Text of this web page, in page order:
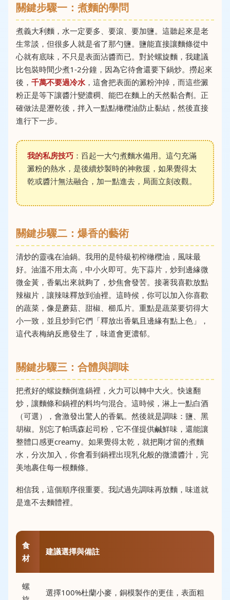
關鍵步驟一：煮麵的學問
煮義大利麵，水一定要多、要滾、要加鹽。這聽起來是老
生常談，但很多人就是省了那勺鹽。鹽能直接讓麵條從中
心就有底味，不只是表面沾醬而已。對於螺旋麵，我建議
比包裝時間少煮1-2分鐘，因為它待會還要下鍋炒。撈起來
後， 千萬不要過冷水，這會把表面的澱粉沖掉，而這些澱
粉正是等下讓醬汁變濃稠、能巴在麵上的天然黏合劑。正
確做法是瀝乾後，拌入一點點橄欖油防止黏結，然後直接
進行下一步。
我的私房技巧 ：舀起一大勺煮麵水備用。這勺充滿
澱粉的熱水，是後續炒製時的神救援，如果覺得太
乾或醬汁無法融合，加一點進去，局面立刻改觀。
關鍵步驟二：爆香的藝術
清炒的靈魂在油鍋。我用的是特級初榨橄欖油，風味最
好。油溫不用太高，中小火即可。先下蒜片，炒到邊緣微
微金黃，香氣出來就夠了，炒焦會發苦。接著我喜歡放點
辣椒片，讓辣味釋放到油裡。這時候，你可以加入你喜歡
的蔬菜，像是蘑菇、甜椒、櫛瓜片。重點是蔬菜要切得大
小一致，並且炒到它們「釋放出香氣且邊緣有點上色」，
這代表梅納反應發生了，味道會更濃郁。
關鍵步驟三：合體與調味
把煮好的螺旋麵倒進鍋裡，火力可以轉中大火。快速翻
炒，讓麵條和鍋裡的料均勻混合。這時候，淋上一點白酒
（可選），會激發出驚人的香氣。然後就是調味：鹽、黑
胡椒。別忘了帕瑪森起司粉，它不僅提供鹹鮮味，還能讓
整體口感更creamy。如果覺得太乾，就把剛才留的煮麵
水，分次加入，你會看到鍋裡出現乳化般的微濃醬汁，完
美地裹住每一根麵條。
相信我，這個順序很重要。我試過先調味再放麵，味道就
是進不去麵體裡。
食
材
建議選擇與備註
螺
選擇100%杜蘭小麥，銅模製作的更佳，表面粗